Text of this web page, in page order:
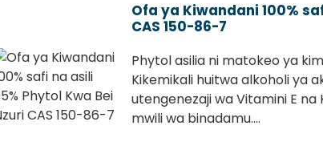
Ofa ya Kiwandani 100%
CAS 150-86-7
Phytol asilia ni matokeo ya
Kikemikali huitwa alkoholi ya
utengenezaji wa Vitamini E
mwili wa binadamu....